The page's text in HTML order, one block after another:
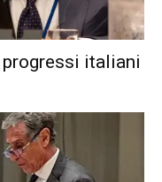
progressi italiani